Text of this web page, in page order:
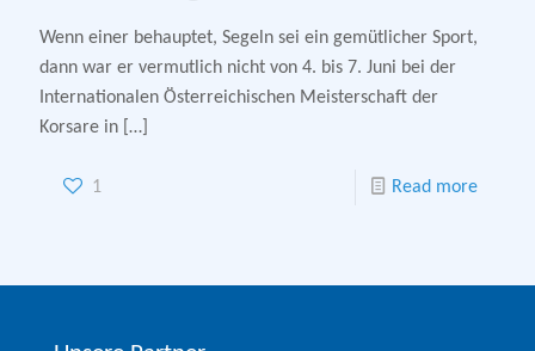
Wenn einer behauptet, Segeln sei ein gemütlicher Sport,
dann war er vermutlich nicht von 4. bis 7. Juni bei der
Internationalen Österreichischen Meisterschaft der
Korsare in […]
1 Read more